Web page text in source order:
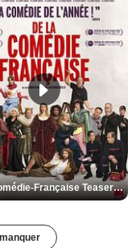
De la Comédie-Française Teaser VF